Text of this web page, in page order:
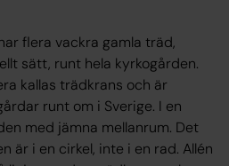
flera vackra gamla träd,
sätt, runt hela kyrkogården.
kallas trädkrans och är
runt om i Sverige. I en
med jämna mellanrum. Det
är i en cirkel, inte i en rad. Allén